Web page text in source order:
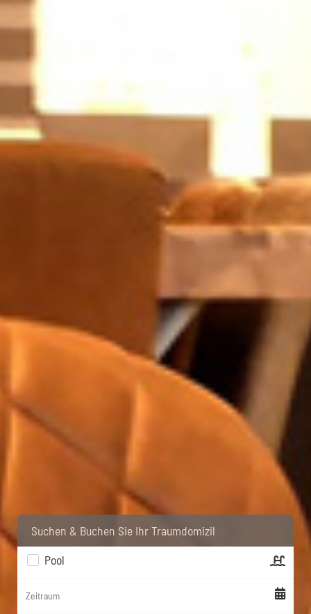
Suchen & Buchen Sie Ihr Traumdomizil
Pool